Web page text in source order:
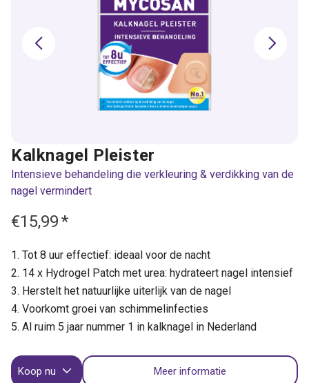
Kalknagel Pleister
Intensieve behandeling die verkleuring & verdikking van de
nagel vermindert
€15,99*
Tot 8 uur effectief: ideaal voor de nacht
14 x Hydrogel Patch met urea: hydrateert nagel intensief
Herstelt het natuurlijke uiterlijk van de nagel
Voorkomt groei van schimmelinfecties
Al ruim 5 jaar nummer 1 in kalknagel in Nederland
Koop nu Meer informatie